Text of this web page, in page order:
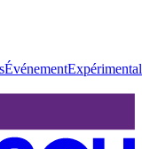
ÉvénementExpérimental